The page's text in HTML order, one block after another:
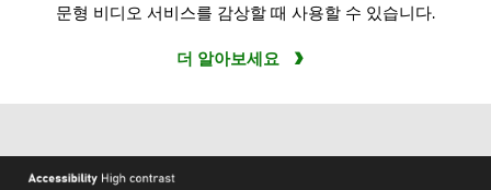
문형 비디오 서비스를 감상할 때 사용할 수 있습니다.
더 알아보세요